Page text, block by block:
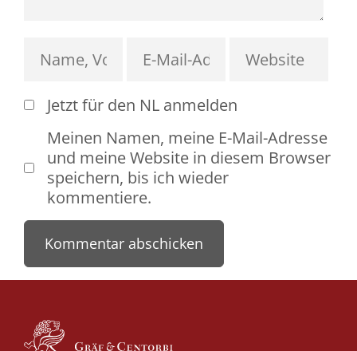
Jetzt für den NL anmelden
Meinen Namen, meine E-Mail-Adresse
und meine Website in diesem Browser
speichern, bis ich wieder
kommentiere.